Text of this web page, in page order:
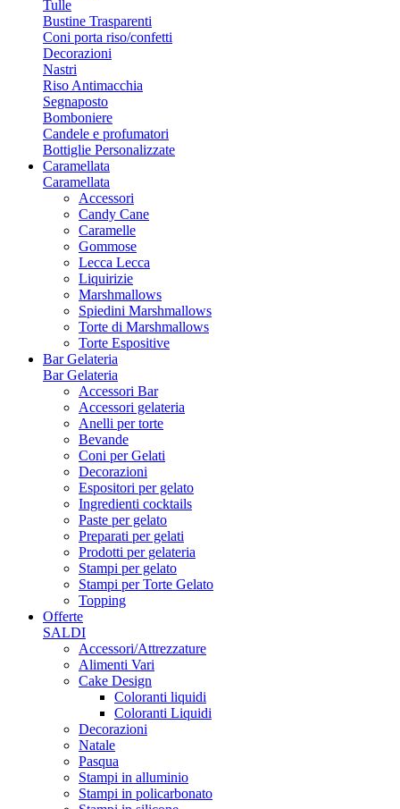
Tulle
Bustine Trasparenti
Coni porta riso/confetti
Decorazioni
Nastri
Riso Antimacchia
Segnaposto
Bomboniere
Candele e profumatori
Bottiglie Personalizzate
Caramellata
Caramellata
Accessori
Candy Cane
Caramelle
Gommose
Lecca Lecca
Liquirizie
Marshmallows
Spiedini Marshmallows
Torte di Marshmallows
Torte Espositive
Bar Gelateria
Bar Gelateria
Accessori Bar
Accessori gelateria
Anelli per torte
Bevande
Coni per Gelati
Decorazioni
Espositori per gelato
Ingredienti cocktails
Paste per gelato
Preparati per gelati
Prodotti per gelateria
Stampi per gelato
Stampi per Torte Gelato
Topping
Offerte
SALDI
Accessori/Attrezzature
Alimenti Vari
Cake Design
Coloranti liquidi
Coloranti Liquidi
Decorazioni
Natale
Pasqua
Stampi in alluminio
Stampi in policarbonato